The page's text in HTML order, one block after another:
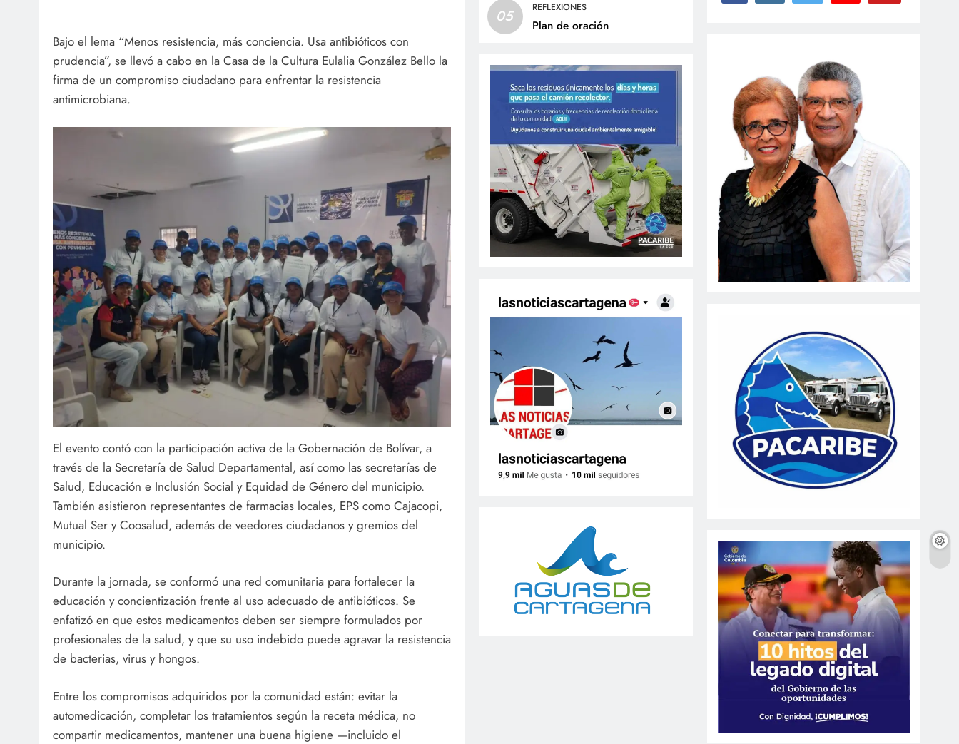
05 REFLEXIONES
Plan de oración
Bajo el lema “Menos resistencia, más conciencia. Usa antibióticos con
prudencia”, se llevó a cabo en la Casa de la Cultura Eulalia González Bello la
firma de un compromiso ciudadano para enfrentar la resistencia
antimicrobiana.
El evento contó con la participación activa de la Gobernación de Bolívar, a
través de la Secretaría de Salud Departamental, así como las secretarías de
Salud, Educación e Inclusión Social y Equidad de Género del municipio.
También asistieron representantes de farmacias locales, EPS como Cajacopi,
Mutual Ser y Coosalud, además de veedores ciudadanos y gremios del
municipio.
Durante la jornada, se conformó una red comunitaria para fortalecer la
educación y concientización frente al uso adecuado de antibióticos. Se
enfatizó en que estos medicamentos deben ser siempre formulados por
profesionales de la salud, y que su uso indebido puede agravar la resistencia
de bacterias, virus y hongos.
Entre los compromisos adquiridos por la comunidad están: evitar la
automedicación, completar los tratamientos según la receta médica, no
compartir medicamentos, mantener una buena higiene —incluido el